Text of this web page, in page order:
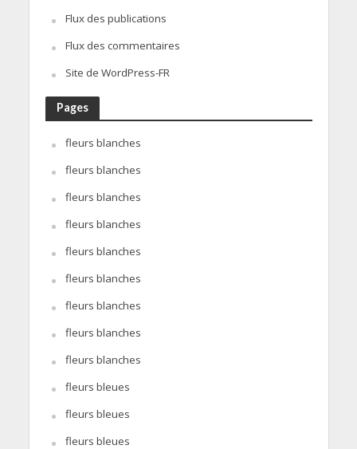
Flux des publications
Flux des commentaires
Site de WordPress-FR
Pages
fleurs blanches
fleurs blanches
fleurs blanches
fleurs blanches
fleurs blanches
fleurs blanches
fleurs blanches
fleurs blanches
fleurs blanches
fleurs bleues
fleurs bleues
fleurs bleues